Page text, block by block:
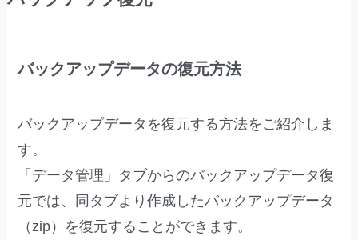
バックアップデータの復元方法
バックアップデータを復元する方法をご紹介しま
す。
「データ管理」タブからのバックアップデータ復
元では、同タブより作成したバックアップデータ
（zip）を復元することができます。